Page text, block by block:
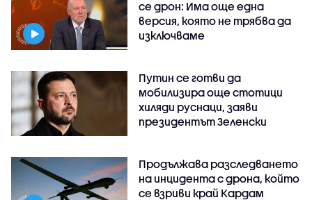
се дрон: Има още една
версия, която не трябва да
изключваме
Путин се готви да
мобилизира още стотици
хиляди руснаци, заяви
президентът Зеленски
Продължава разследването
на инцидента с дрона, който
се взриви край Кардам